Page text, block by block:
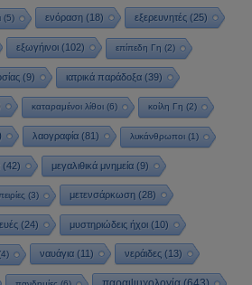
(5) ενόραση(18) εξερευνητές(25)
εξωγήινοι(102) επίπεδη Γη (2)
(9) ιατρικά παράδοξα(39)
καταραμένοι λίθοι (6) κοίλη Γη (2)
λαογραφία(81) λυκάνθρωποι(1)
(42) μεγαλιθικά μνημεία(9)
(3) μετενσάρκωση (28)
(24) μυστηριώδεις ήχοι (10)
ναυάγια(11) νεράιδες(13)